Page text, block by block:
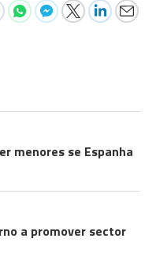
menores se Espanha
a promover sector